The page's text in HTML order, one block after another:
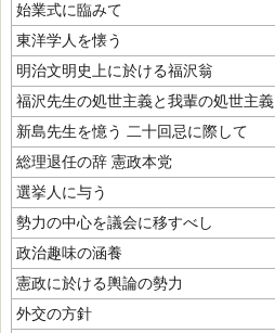
始業式に臨みて
東洋学人を懐う
明治文明史上に於ける福沢翁
福沢先生の処世主義と我輩の処世主義
新島先生を憶う 二十回忌に際して
総理退任の辞 憲政本党
選挙人に与う
勢力の中心を議会に移すべし
政治趣味の涵養
憲政に於ける輿論の勢力
外交の方針